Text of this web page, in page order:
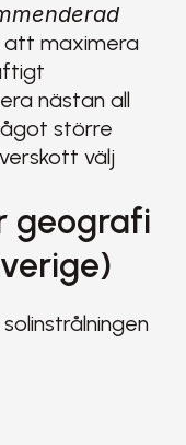
att maximera
nästan all
större
välj
geografi